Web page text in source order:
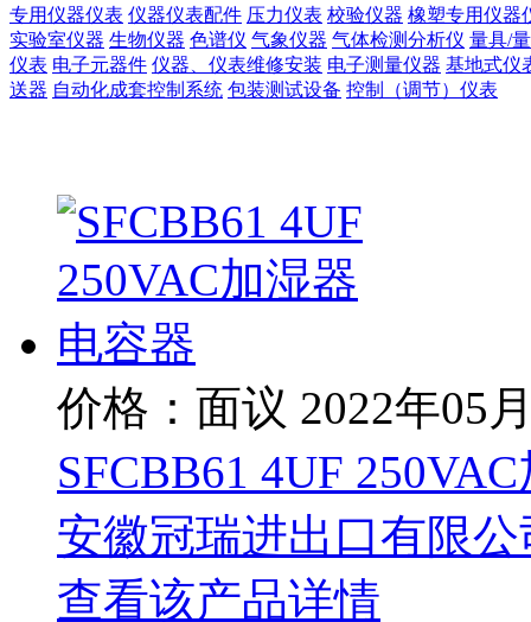
专用仪器仪表 仪器仪表配件 压力仪表 校验仪器 橡塑专用仪器
实验室仪器 生物仪器 色谱仪 气象仪器 气体检测分析仪 量具/
仪表 电子元器件 仪器、仪表维修安装 电子测量仪器 基地式仪
送器 自动化成套控制系统 包装测试设备 控制（调节）仪表
价格：面议 2022年05
SFCBB61 4UF
安徽冠瑞进出口有限公
查看该产品详情